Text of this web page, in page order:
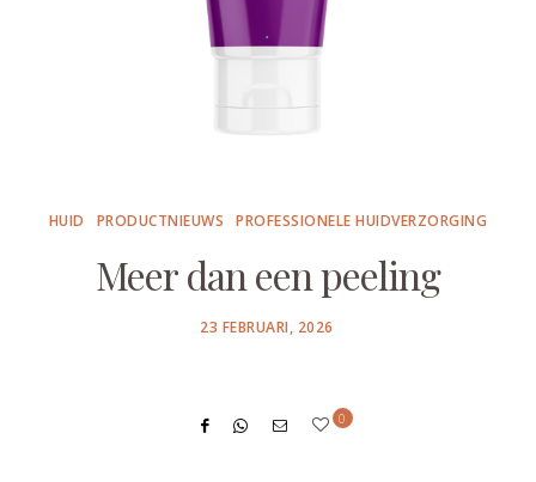
HUID PRODUCTNIEUWS PROFESSIONELE HUIDVERZORGING
Meer dan een peeling
POSTED
23 FEBRUARI, 2026
0